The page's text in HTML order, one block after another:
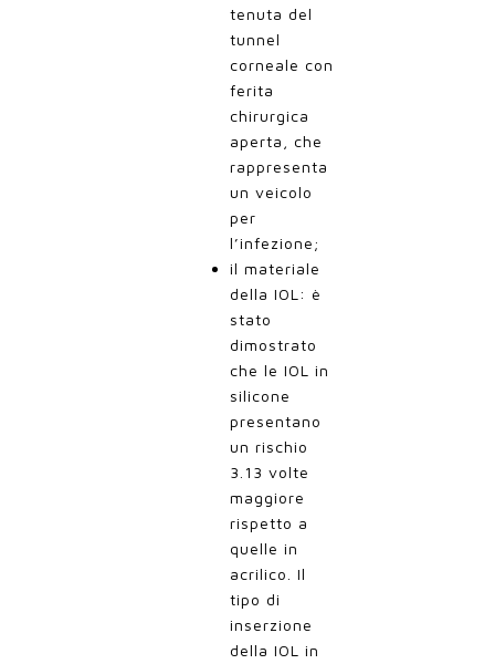
tenuta del
tunnel
corneale con
ferita
chirurgica
aperta, che
rappresenta
un veicolo
per
l’infezione;
il materiale
della IOL: è
stato
dimostrato
che le IOL in
silicone
presentano
un rischio
3.13 volte
maggiore
rispetto a
quelle in
acrilico. Il
tipo di
inserzione
della IOL in